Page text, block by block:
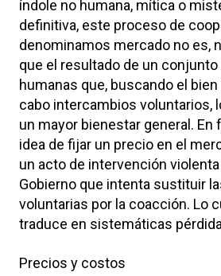
índole no humana, mítica o
definitiva, este proceso de
denominamos mercado no es,
que el resultado de un
humanas que, buscando el bien
cabo intercambios voluntarios,
un mayor bienestar general. En
idea de fijar un precio en el
un acto de intervención violenta
Gobierno que intenta sustituir
voluntarias por la coacción. Lo
traduce en sistemáticas
Precios y costos